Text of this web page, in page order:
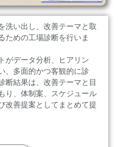
洗い出し、改善テーマと取
ための工場診断を行いま
がデータ分析、ヒアリン
、多面的かつ客観的に診
断結果は、改善テーマと目
り、体制案、スケジュール
改善提案としてまとめて提